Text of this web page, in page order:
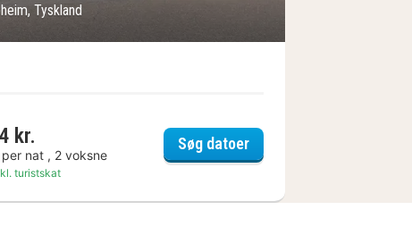
Skybar
Tyskland
kr.
per nat , 2 voksne
turistskat
Søg datoerCoffee Fellows Hotel